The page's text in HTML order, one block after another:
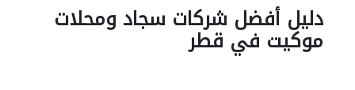
دليل أفضل شركات سجاد ومحلات
موكيت في قطر